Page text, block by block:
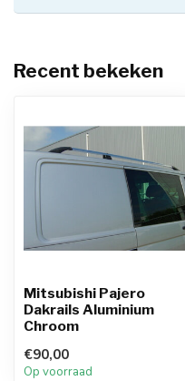
Recent bekeken
Mitsubishi Pajero
Dakrails Aluminium
Chroom
€90,00
Op voorraad